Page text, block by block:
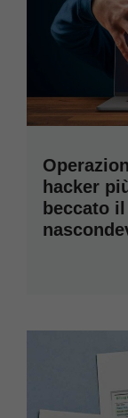
hacker
beccato